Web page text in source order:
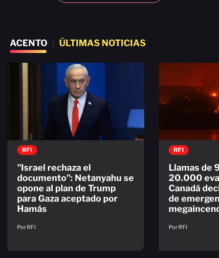
ACENTO ÚLTIMAS NOTICIAS
RFI
"Israel rechaza el
documento": Netanyahu se
opone al plan de Trump
para Gaza aceptado por
Hamás
Por RFI
RFI
Llamas de
20.000
Canadá
de
Por RFI